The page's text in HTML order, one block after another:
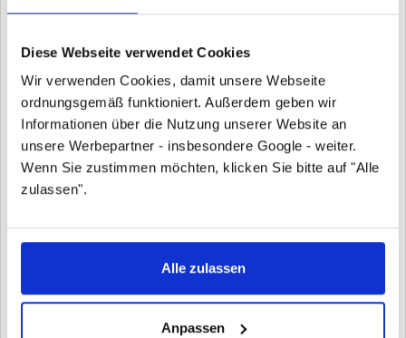
Diese Webseite verwendet Cookies
Wir verwenden Cookies, damit unsere Webseite
ordnungsgemäß funktioniert. Außerdem geben wir
Informationen über die Nutzung unserer Website an
unsere Werbepartner - insbesondere Google - weiter.
Wenn Sie zustimmen möchten, klicken Sie bitte auf "Alle
zulassen".
Alle zulassen
Anpassen
Typische Einsatzbereiche
R32 bleibt bis 2027 die dominante Lösung bei Split-
Außengeräten und kompakten Luft/Wasser-Systemen in
Neubauten. R290 eignet sich besonders für Monoblock-
Wärmepumpen im Bestand, wenn hohe
gefordert sind. In dicht bebauten Gebieten kann Propan
durch Abstandsvorgaben an Grenzen stoßen; hier ist
R32 (oder künftig CO₂-, R454-Mischungen) im Vorteil.